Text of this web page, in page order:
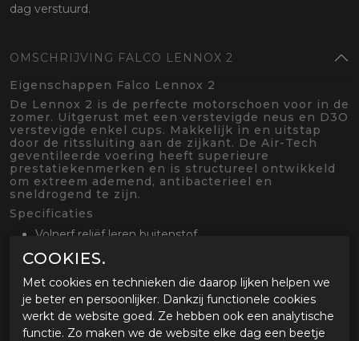
dag verstuurd.
OMSCHRIJVING FALCO LENNOX 2
Eigenschappen Falco Lennox 2
De Lennox 2 is de perfecte motorschoen voor in de
zomer. Uitgerust met een verstevigde neus en D3O
verstevigde enkel cups. Makkelijk in en uitstap
door de ritssluiting aan de zijkant. De Air-Tech
geventileerde voering heeft superieure
prestatiekenmerken en is structureel ontwikkeld
om extreem ademend, antibacterieel en
sneldrogend te zijn.
Specificaties
Volnerf reliëf leren buitenstof.
"Air-Tech" geventileerde voering.
"D3O" verstevigde enkel cups.
Veters en rits gecombineerde sluiting.
Verhoogde binnenzool.
High-grip rubberen zool.
COOKIES.
Met cookies en technieken die daarop lijken helpen we
je beter en persoonlijker. Dankzij functionele cookies
werkt de website goed. Ze hebben ook een analytische
functie. Zo maken we de website elke dag een beetje